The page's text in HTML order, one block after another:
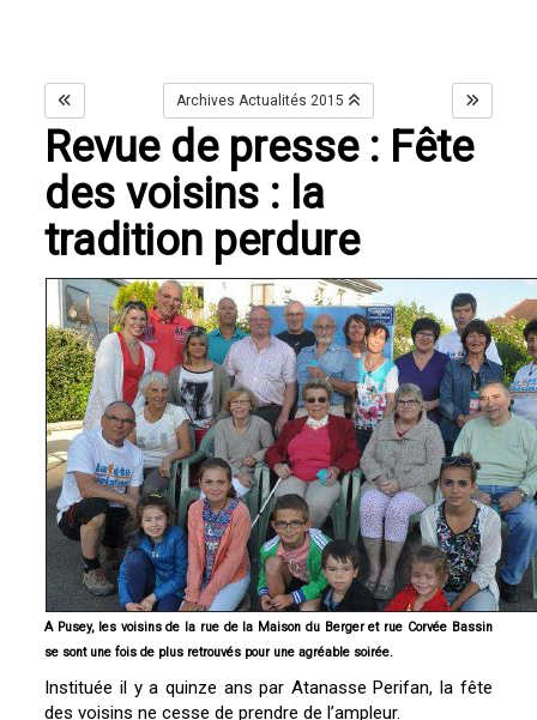
Archives Actualités 2015
Revue de presse : Fête
des voisins : la
tradition perdure
A Pusey, les voisins de la rue de la Maison du Berger et rue Corvée Bassin
se sont une fois de plus retrouvés pour une agréable soirée.
Instituée il y a quinze ans par Atanasse Perifan, la fête
des voisins ne cesse de prendre de l’ampleur.